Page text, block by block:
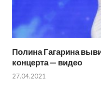
Полина Гагарина
концерта — видео
27.04.2021